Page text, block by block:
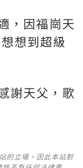
，因福崗天
想到超級
謝天父，歌
的立場。因此本站對